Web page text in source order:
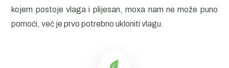
kojem postoje vlaga i plijesan, moxa nam ne može puno
pomoći, već je prvo potrebno ukloniti vlagu.